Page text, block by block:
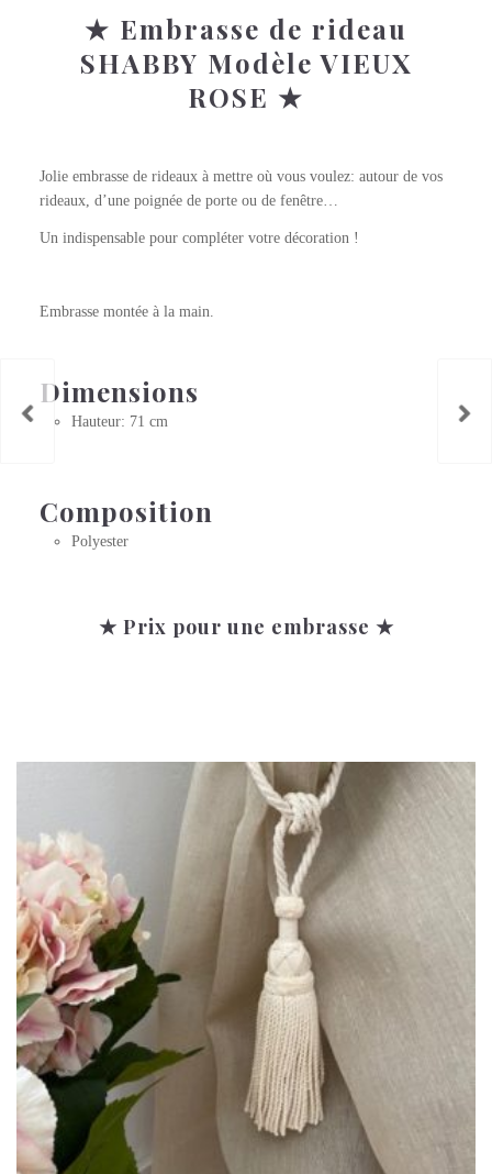
★ Embrasse de rideau
SHABBY Modèle VIEUX
ROSE ★
Jolie embrasse de rideaux à mettre où vous voulez: autour de vos
rideaux, d’une poignée de porte ou de fenêtre…
Un indispensable pour compléter votre décoration !
Embrasse montée à la main.
Dimensions
Hauteur: 71 cm
Composition
Polyester
★ Prix pour une embrasse ★